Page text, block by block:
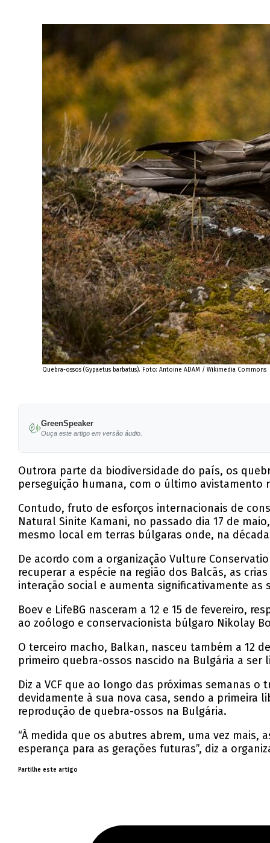
Quebra-ossos (Gypaetus barbatus). Foto: Antoine ADAM / Wikimedia Commons
GreenSpeaker
Ouça este artigo em versão áudio.
Outrora parte da biodiversidade do país, os
perseguição humana, com o último avistamento
Contudo, fruto de esforços internacionais de
Natural Sinite Kamani, no passado dia 17 de
mesmo local em terras búlgaras onde, na
De acordo com a organização Vulture
recuperar a espécie na região dos Balcãs, as
interação social e aumenta significativamente as
Boev e LifeBG nasceram a 12 e 15 de fevereiro,
ao zoólogo e conservacionista búlgaro Nikolay
O terceiro macho, Balkan, nasceu também a 12
primeiro quebra-ossos nascido na Bulgária a
Diz a VCF que ao longo das próximas semanas
devidamente à sua nova casa, sendo a primeira
reprodução de quebra-ossos na Bulgária.
“À medida que os abutres abrem, uma vez
esperança para as gerações futuras”, diz a
Partilhe este artigo